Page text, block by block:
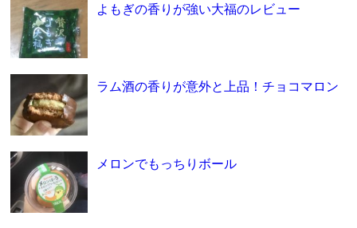
よもぎの香りが強い大福のレビュー
ラム酒の香りが意外と上品！チョコマロン
メロンでもっちりボール